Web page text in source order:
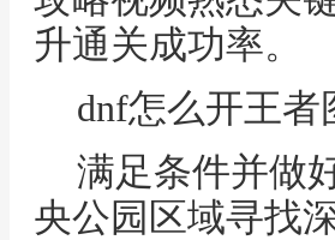
升通关成功率。
dnf怎么开王
满足条件并做
央公园区域寻找